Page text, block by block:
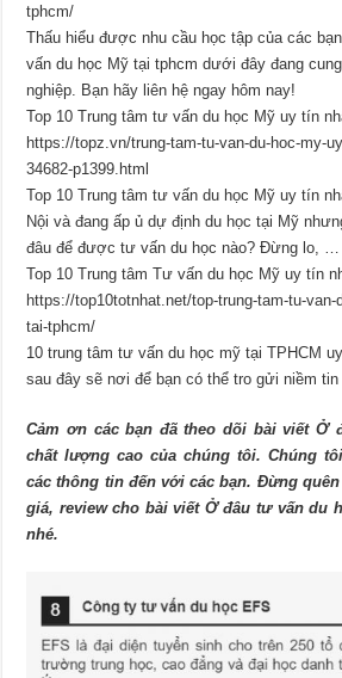
tphcm/
Thấu hiểu được nhu cầu học tập của các
vấn du học Mỹ tại tphcm dưới đây đang
nghiệp. Bạn hãy liên hệ ngay hôm nay!
Top 10 Trung tâm tư vấn du học Mỹ uy tín
https://topz.vn/trung-tam-tu-van-du-hoc-my-
34682-p1399.html
Top 10 Trung tâm tư vấn du học Mỹ uy tín
Nội và đang ấp ủ dự định du học tại Mỹ
đâu để được tư vấn du học nào? Đừng lo, …
Top 10 Trung tâm Tư vấn du học Mỹ uy tín
https://top10totnhat.net/top-trung-tam-tu-van-
tai-tphcm/
10 trung tâm tư vấn du học mỹ tại TPHCM
sau đây sẽ nơi để bạn có thể tro gửi niềm
Cảm ơn các bạn đã theo dõi bài viết Ở
chất lượng cao của chúng tôi. Chúng
các thông tin đến với các bạn. Đừng
giá, review cho bài viết Ở đâu tư vấn du
nhé.